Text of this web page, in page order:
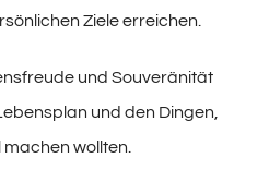
Ziele erreichen.
und Souveränität
und den Dingen,
wollten.